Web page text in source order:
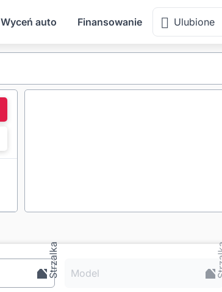
Wyceń auto Finansowanie Ulubione
Model